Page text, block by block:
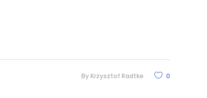
By Krzysztof Radtke 0